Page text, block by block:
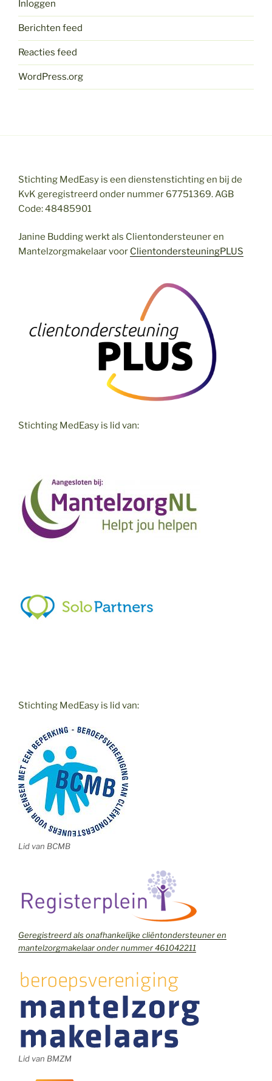
Inloggen
Berichten feed
Reacties feed
WordPress.org
Stichting MedEasy is een dienstenstichting en bij de
KvK geregistreerd onder nummer 67751369. AGB
Code: 48485901
Janine Budding werkt als Clientondersteuner en
Mantelzorgmakelaar voor ClientondersteuningPLUS
Stichting MedEasy is lid van:
Stichting MedEasy is lid van:
Lid van BCMB
Geregistreerd als onafhankelijke cliëntondersteuner en
mantelzorgmakelaar onder nummer 461042211
Lid van BMZM